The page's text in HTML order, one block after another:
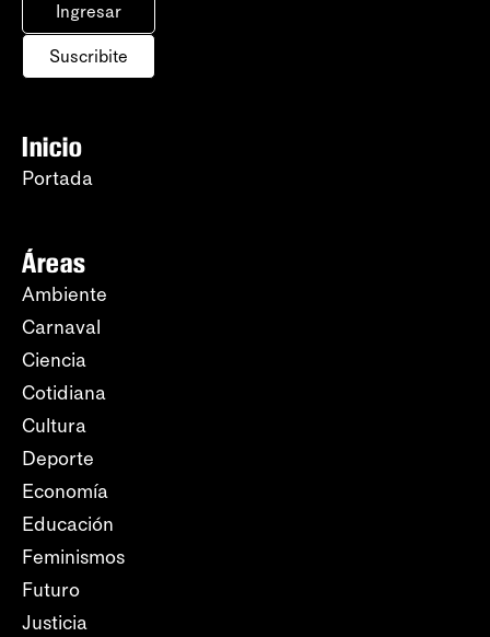
Ingresar
Suscribite
Inicio
Portada
Áreas
Ambiente
Carnaval
Ciencia
Cotidiana
Cultura
Deporte
Economía
Educación
Feminismos
Futuro
Justicia